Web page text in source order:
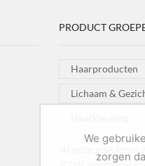
PRODUCT
Haarproducten
Lichaam &
Al onze goederen
We
zorgen